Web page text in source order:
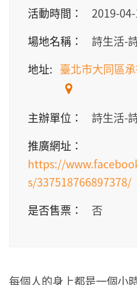
活動時間： 2019-
場地名稱：
詩生活-
地址: 臺北市大同區
主辦單位：
詩生活-
推廣網址：
https://
s/337518766897378/
是否售票：
否
每個人的身上都是一個小